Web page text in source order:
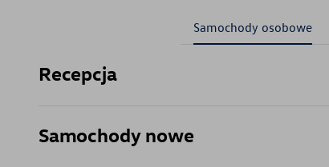
Samochody osobowe
Recepcja
Samochody nowe